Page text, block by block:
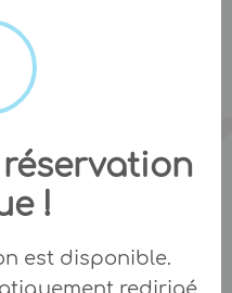
!
est disponible.
redirigé